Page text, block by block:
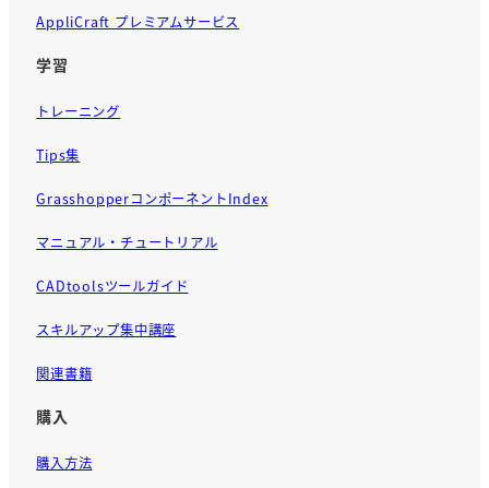
AppliCraft プレミアムサービス
学習
トレーニング
Tips集
GrasshopperコンポーネントIndex
マニュアル・チュートリアル
CADtoolsツールガイド
スキルアップ集中講座
関連書籍
購入
購入方法